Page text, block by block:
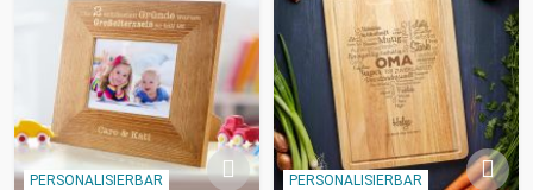
PERSONALISIERBAR PERSONALISIERBAR